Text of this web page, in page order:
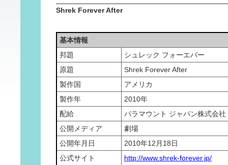
Shrek Forever After
基本情報
邦題
シュレック フォーエバー
原題
Shrek Forever After
製作国
アメリカ
製作年
2010年
配給
パラマウント ジャパン株式会社
公開メディア
劇場
公開年月日
2010年12月18日
公式サイト
http://www.shrek-forever.jp/